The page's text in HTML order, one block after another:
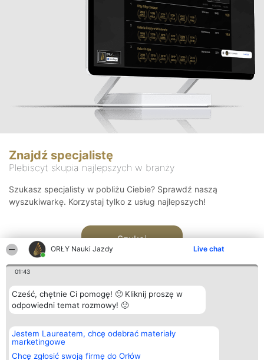
ORŁY Nauki Jazdy Live chat
01:43
Cześć, chętnie Ci pomogę! 🙂 Kliknij proszę w
odpowiedni temat rozmowy! 🙂
Jestem Laureatem, chcę odebrać materiały
marketingowe
Chcę zgłosić swoją firmę do Orłów
Znajdź specjalistę
Plebiscyt skupia najlepszych w branży
Szukasz specjalisty w pobliżu Ciebie? Sprawdź naszą
wyszukiwarkę. Korzystaj tylko z usług najlepszych!
Szukaj
Organizator plebiscytu
Bright Side Solutions sp. z o.
o. sp. k.
ul. Ruska 22
Plebiscyt
Laureaci
wszystkich
Kontakt
Kontakt